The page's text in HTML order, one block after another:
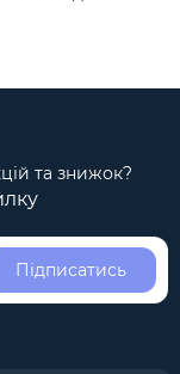
та знижок?
Підписатись